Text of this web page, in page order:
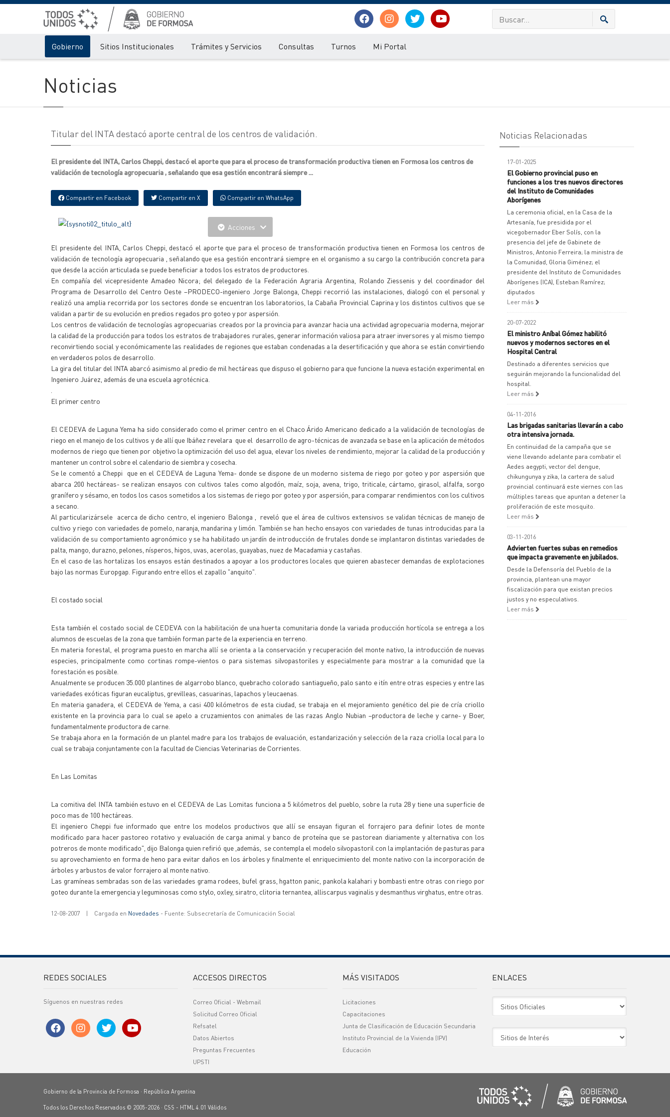
Gobierno Sitios Institucionales Trámites y Servicios Consultas Turnos Mi Portal
Noticias
Titular del INTA destacó aporte central de los centros de validación.
El presidente del INTA, Carlos Cheppi, destacó el aporte que para el proceso de transformación productiva tienen en Formosa los centros de
validación de tecnología agropecuaria , señalando que esa gestión encontrará siempre ...
Compartir en Facebook Compartir en X Compartir en WhatsApp
Acciones
El presidente del INTA, Carlos Cheppi, destacó el aporte que para el proceso de transformación productiva tienen en Formosa los centros de
validación de tecnología agropecuaria , señalando que esa gestión encontrará siempre en el organismo a su cargo la contribución concreta para
que desde la acción articulada se puede beneficiar a todos los estratos de productores.
En compañía del vicepresidente Amadeo Nicora; del delegado de la Federación Agraria Argentina, Rolando Ziessenis y del coordinador del
Programa de Desarrollo del Centro Oeste –PRODECO-ingeniero Jorge Balonga, Cheppi recorrió las instalaciones, dialogó con el personal y
realizó una amplia recorrida por los sectores donde se encuentran los laboratorios, la Cabaña Provincial Caprina y los distintos cultivos que se
validan a partir de su evolución en predios regados pro goteo y por aspersión.
Los centros de validación de tecnologías agropecuarias creados por la provincia para avanzar hacia una actividad agropecuaria moderna, mejorar
la calidad de la producción para todos los estratos de trabajadores rurales, generar información valiosa para atraer inversores y al mismo tiempo
reconvirtiendo social y económicamente las realidades de regiones que estaban condenadas a la desertificación y que ahora se están convirtiendo
en verdaderos polos de desarrollo.
La gira del titular del INTA abarcó asimismo al predio de mil hectáreas que dispuso el gobierno para que funcione la nueva estación experimental en
Ingeniero Juárez, además de una escuela agrotécnica.
El primer centro
El CEDEVA de Laguna Yema ha sido considerado como el primer centro en el Chaco Árido Americano dedicado a la validación de tecnologías de
riego en el manejo de los cultivos y de allí que Ibáñez revelara que el desarrollo de agro-técnicas de avanzada se base en la aplicación de métodos
modernos de riego que tienen por objetivo la optimización del uso del agua, elevar los niveles de rendimiento, mejorar la calidad de la producción y
mantener un control sobre el calendario de siembra y cosecha.
Se le comentó a Cheppi que en el CEDEVA de Laguna Yema- donde se dispone de un moderno sistema de riego por goteo y por aspersión que
abarca 200 hectáreas- se realizan ensayos con cultivos tales como algodón, maíz, soja, avena, trigo, triticale, cártamo, girasol, alfalfa, sorgo
granífero y sésamo, en todos los casos sometidos a los sistemas de riego por goteo y por aspersión, para comparar rendimientos con los cultivos
a secano.
Al particularizársele acerca de dicho centro, el ingeniero Balonga , reveló que el área de cultivos extensivos se validan técnicas de manejo de
cultivo y riego con variedades de pomelo, naranja, mandarina y limón. También se han hecho ensayos con variedades de tunas introducidas para la
validación de su comportamiento agronómico y se ha habilitado un jardín de introducción de frutales donde se implantaron distintas variedades de
palta, mango, durazno, pelones, nísperos, higos, uvas, acerolas, guayabas, nuez de Macadamia y castañas.
En el caso de las hortalizas los ensayos están destinados a apoyar a los productores locales que quieren abastecer demandas de explotaciones
bajo las normas Europgap. Figurando entre ellos el zapallo "anquito".
El costado social
Esta también el costado social de CEDEVA con la habilitación de una huerta comunitaria donde la variada producción hortícola se entrega a los
alumnos de escuelas de la zona que también forman parte de la experiencia en terreno.
En materia forestal, el programa puesto en marcha allí se orienta a la conservación y recuperación del monte nativo, la introducción de nuevas
especies, principalmente como cortinas rompe-vientos o para sistemas silvopastoriles y especialmente para mostrar a la comunidad que la
forestación es posible.
Anualmente se producen 35.000 plantines de algarrobo blanco, quebracho colorado santiagueño, palo santo e itín entre otras especies y entre las
variedades exóticas figuran eucaliptus, grevilleas, casuarinas, lapachos y leucaenas.
En materia ganadera, el CEDEVA de Yema, a casi 400 kilómetros de esta ciudad, se trabaja en el mejoramiento genético del pie de cría criollo
existente en la provincia para lo cual se apelo a cruzamientos con animales de las razas Anglo Nubian –productora de leche y carne- y Boer,
fundamentalmente productora de carne.
Se trabaja ahora en la formación de un plantel madre para los trabajos de evaluación, estandarización y selección de la raza criolla local para lo
cual se trabaja conjuntamente con la facultad de Ciencias Veterinarias de Corrientes.
En Las Lomitas
La comitiva del INTA también estuvo en el CEDEVA de Las Lomitas funciona a 5 kilómetros del pueblo, sobre la ruta 28 y tiene una superficie de
poco mas de 100 hectáreas.
El ingeniero Cheppi fue informado que entre los modelos productivos que allí se ensayan figuran el forrajero para definir lotes de monte
modificado para hacer pastoreo rotativo y evaluación de carga animal y banco de proteína que se pastorean diariamente y alternativa con los
potreros de monte modificado", dijo Balonga quien refirió que ,además, se contempla el modelo silvopastoril con la implantación de pasturas para
su aprovechamiento en forma de heno para evitar daños en los árboles y finalmente el enriquecimiento del monte nativo con la incorporación de
árboles y arbustos de valor forrajero al monte nativo.
Las gramíneas sembradas son de las variedades grama rodees, bufel grass, hgatton panic, pankola kalahari y bombasti entre otras con riego por
goteo durante la emergencia y leguminosas como stylo, oxley, siratro, clitoria ternantea, alliscarpus vaginalis y desmanthus virghatus, entre otras.
12-08-2007 | Cargada en Novedades - Fuente: Subsecretaría de Comunicación Social
Noticias Relacionadas
17-01-2025
El Gobierno provincial puso en
funciones a los tres nuevos directores
del Instituto de Comunidades
Aborígenes
La ceremonia oficial, en la Casa de la
Artesanía, fue presidida por el
vicegobernador Eber Solís, con la
presencia del jefe de Gabinete de
Ministros, Antonio Ferreira; la ministra de
la Comunidad, Gloria Giménez; el
presidente del Instituto de Comunidades
Aborígenes (ICA), Esteban Ramírez;
diputados
Leer más
20-07-2022
El ministro Aníbal Gómez habilitó
nuevos y modernos sectores en el
Hospital Central
Destinado a diferentes servicios que
seguirán mejorando la funcionalidad del
hospital.
Leer más
04-11-2016
Las brigadas sanitarias llevarán a cabo
otra intensiva jornada.
En continuidad de la campaña que se
viene llevando adelante para combatir el
Aedes aegypti, vector del dengue,
chikungunya y zika, la cartera de salud
provincial continuará este viernes con las
múltiples tareas que apuntan a detener la
proliferación de este mosquito.
Leer más
03-11-2016
Advierten fuertes subas en remedios
que impacta gravemente en jubilados.
Desde la Defensoría del Pueblo de la
provincia, plantean una mayor
fiscalización para que existan precios
justos y no especulativos.
Leer más
REDES SOCIALES
Síguenos en nuestras redes
ACCESOS DIRECTOS
Correo Oficial - Webmail
Solicitud Correo Oficial
Refsatel
Datos Abiertos
Preguntas Frecuentes
UPSTI
MÁS VISITADOS
Licitaciones
Capacitaciones
Junta de Clasificación de Educación Secundaria
Instituto Provincial de la Vivienda (IPV)
Educación
ENLACES
Gobierno de la Provincia de Formosa · República Argentina
Todos los Derechos Reservados © 2005-2026 · CSS - HTML 4.01 Válidos